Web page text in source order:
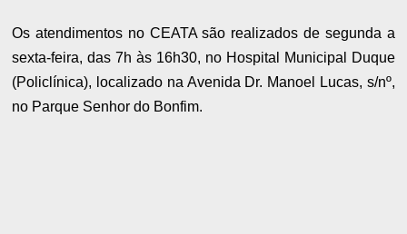
Os atendimentos no CEATA são realizados de segunda a
sexta-feira, das 7h às 16h30, no Hospital Municipal Duque
(Policlínica), localizado na Avenida Dr. Manoel Lucas, s/nº,
no Parque Senhor do Bonfim.